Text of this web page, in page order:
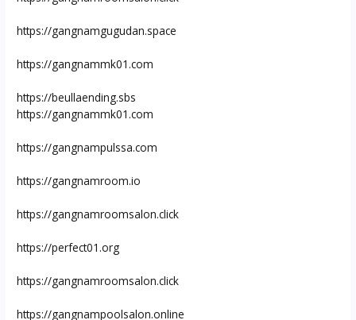
https://gangnamgugudan.space
https://gangnammk01.com
https://beullaending.sbs
https://gangnammk01.com
https://gangnampulssa.com
https://gangnamroom.io
https://gangnamroomsalon.click
https://perfect01.org
https://gangnamroomsalon.click
https://gangnampoolsalon.online